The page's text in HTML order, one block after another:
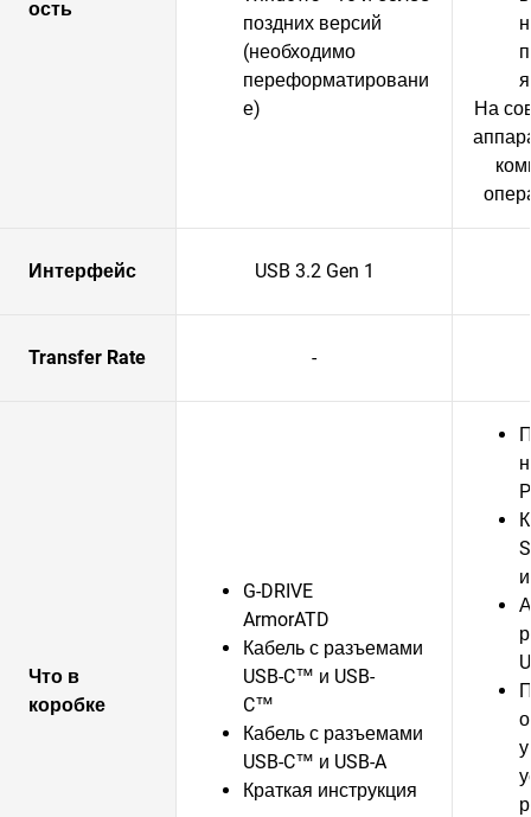
ость
поздних версий
(необходимо
переформатировани
е)
я
На
Интерфейс USB 3.2 Gen 1
Transfer Rate -
Что в
коробке
G-DRIVE
ArmorATD
Кабель с разъемами
USB-C™ и USB-
C™
Кабель с разъемами
USB-C™ и USB-A
Краткая инструкция